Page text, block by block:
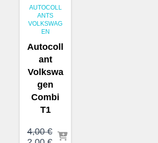
AUTOCOLL
ANTS
VOLKSWAG
EN
Autocoll
ant
Volkswa
gen
Combi
T1
4,00€